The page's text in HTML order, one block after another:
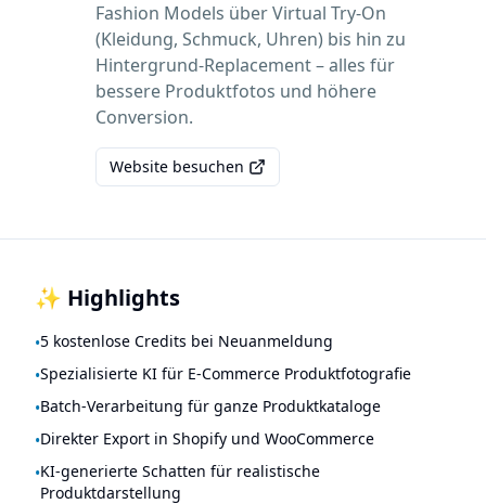
Fashion Models über Virtual Try-On
(Kleidung, Schmuck, Uhren) bis hin zu
Hintergrund-Replacement – alles für
bessere Produktfotos und höhere
Conversion.
Website besuchen
✨ Highlights
•5 kostenlose Credits bei Neuanmeldung
•Spezialisierte KI für E-Commerce Produktfotografie
•Batch-Verarbeitung für ganze Produktkataloge
•Direkter Export in Shopify und WooCommerce
•KI-generierte Schatten für realistische
Produktdarstellung